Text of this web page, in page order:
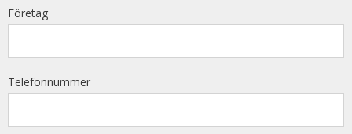
Företag
Telefonnummer